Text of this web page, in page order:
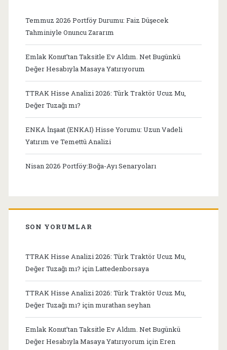
Temmuz 2026 Portföy Durumu: Faiz Düşecek
Tahminiyle Onuncu Zararım
Emlak Konut’tan Taksitle Ev Aldım. Net Bugünkü
Değer Hesabıyla Masaya Yatırıyorum
TTRAK Hisse Analizi 2026: Türk Traktör Ucuz Mu,
Değer Tuzağı mı?
ENKA İnşaat (ENKAI) Hisse Yorumu: Uzun Vadeli
Yatırım ve Temettü Analizi
Nisan 2026 Portföy:Boğa-Ayı Senaryoları
SON YORUMLAR
TTRAK Hisse Analizi 2026: Türk Traktör Ucuz Mu,
Değer Tuzağı mı? içinLattedenborsaya
TTRAK Hisse Analizi 2026: Türk Traktör Ucuz Mu,
Değer Tuzağı mı? içinmurathan seyhan
Emlak Konut’tan Taksitle Ev Aldım. Net Bugünkü
Değer Hesabıyla Masaya Yatırıyorum içinEren